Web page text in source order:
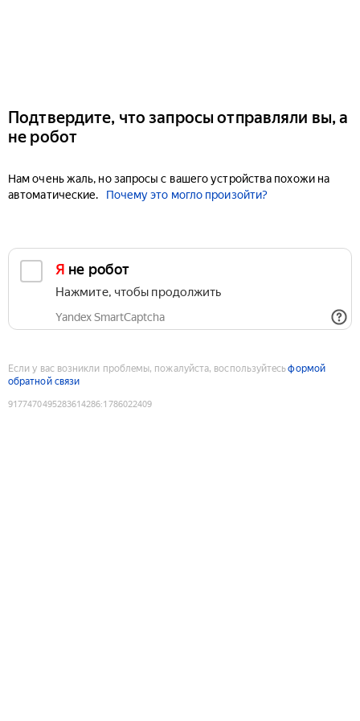
Подтвердите, что запросы отправляли вы, а
не робот
Нам очень жаль, но запросы с вашего устройства похожи на
автоматические.
Почему это могло произойти?
Я не робот
Нажмите, чтобы продолжить
Yandex SmartCaptcha
Если у вас возникли проблемы, пожалуйста, воспользуйтесьформой
обратной связи
9177470495283614286:1786022409